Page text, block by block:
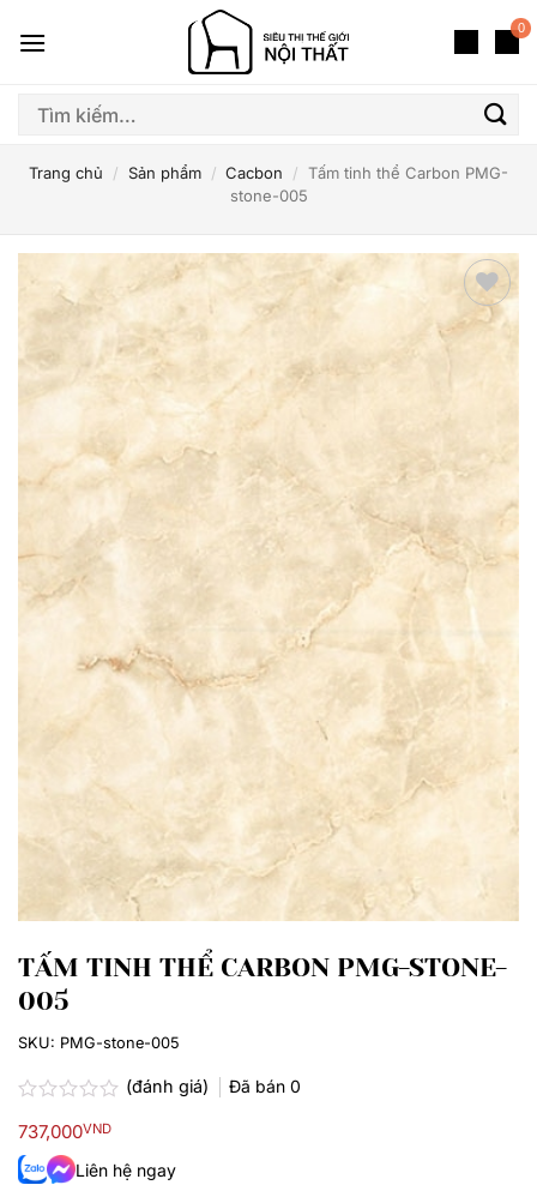
qua
dung
0
Tìm
Trang chủ / Sản phẩm / Cacbon / Tấm tinh thể Carbon PMG-
stone-005
Thêm
TẤM TINH THỂ CARBON PMG-STONE-
005
xếp
hạng
0.0
(đánh giá) Đã bán 0
737,000VND
Liên hệ ngay
SKU: PMG-stone-005